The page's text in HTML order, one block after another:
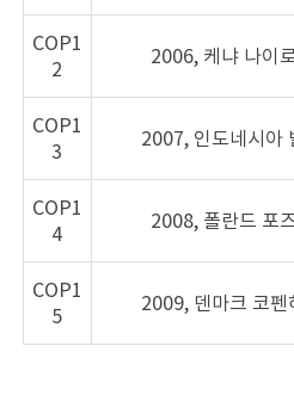
COP1
2
2006, 케냐 나이
COP1
3
2007, 인도네시아
COP1
4
2008, 폴란드 포
COP1
5
2009, 덴마크 코펜